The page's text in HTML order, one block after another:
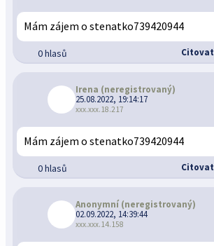
Mám zájem o stenatko739420944
0 hlasů Citovat
Irena (neregistrovaný)
25.08.2022, 19:14:17
xxx.xxx.18.217
Mám zájem o stenatko739420944
0 hlasů Citovat
Anonymní (neregistrovaný)
02.09.2022, 14:39:44
xxx.xxx.14.158